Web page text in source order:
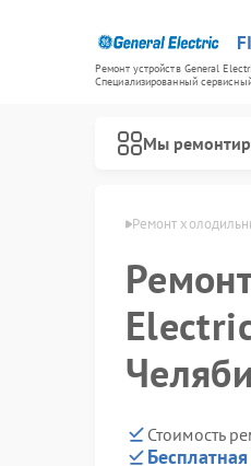
Ремонт устройств General
Специализированный
Мы
Ремонт
Стоимость